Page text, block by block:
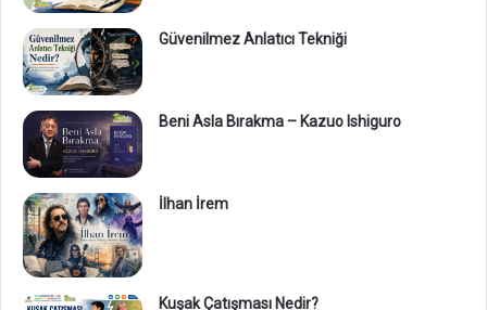
Güvenilmez Anlatıcı Tekniği
Beni Asla Bırakma – Kazuo Ishiguro
İlhan İrem
Kuşak Çatışması Nedir?